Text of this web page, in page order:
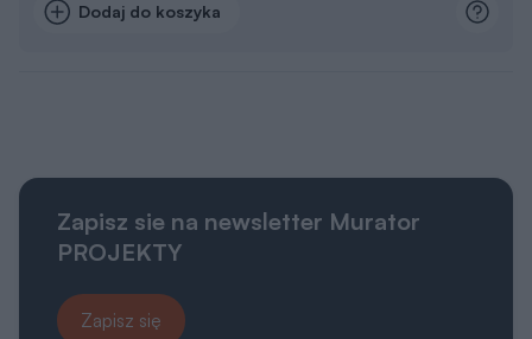
Dodaj do koszyka
Zapisz sie na newsletter Murator
PROJEKTY
Zapisz się